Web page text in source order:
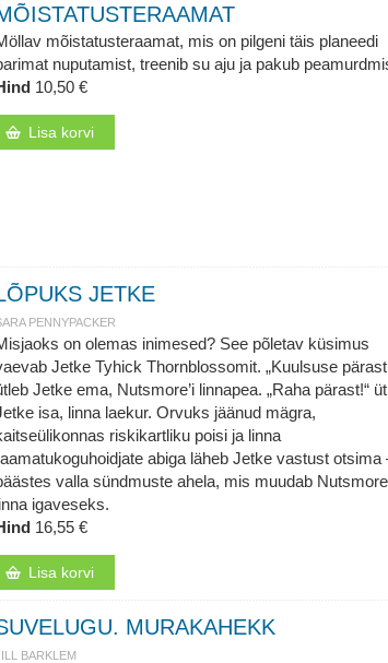
mõistatusteraamat, mis on pilgeni täis planeedi
nuputamist, treenib su aju ja pakub
10,50 €
Lisa korvi
JETKE
PENNYPACKER
on olemas inimesed? See põletav küsimus
Jetke Tyhick Thornblossomit. „Kuulsuse
Jetke ema, Nutsmore’i linnapea. „Raha pärast!“
isa, linna laekur. Orvuks jäänud mägra,
riskikartliku poisi ja linna
abiga läheb Jetke vastust otsima
valla sündmuste ahela, mis muudab
igaveseks.
16,55 €
Lisa korvi
MURAKAHEKK
BARKLEM